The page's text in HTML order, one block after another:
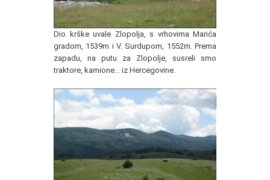
Dio krške uvale Zlopolja, s vrhovima Marića
gradom, 1539m i V. Surdupom, 1552m. Prema
zapadu, na putu za Zlopolje, susreli smo
traktore, kamione… iz Hercegovine.